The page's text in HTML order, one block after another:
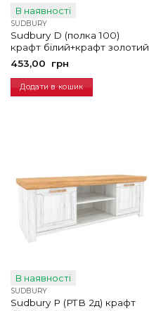
В наявності
SUDBURY
Sudbury D (полка 100)
крафт білий+крафт золотий
453,00
грн
Додати в кошик
В наявності
SUDBURY
Sudbury P (РТВ 2д) крафт